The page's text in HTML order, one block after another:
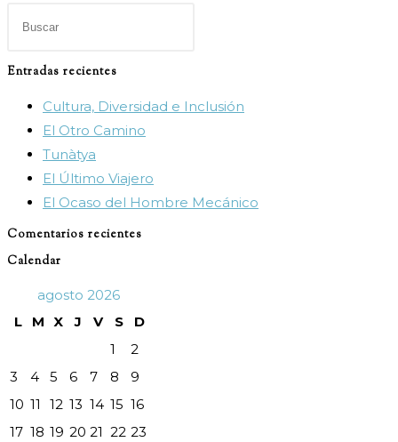
el
Entradas recientes
Cultura, Diversidad e Inclusión
El Otro Camino
Tunàtya
El Último Viajero
El Ocaso del Hombre Mecánico
Comentarios recientes
Calendar
agosto 2026
L
M X J V S
D
1
2
3
4 5 6 7 8
9
10 11 12 13 14 15 16
17 18 19 20 21 22 23